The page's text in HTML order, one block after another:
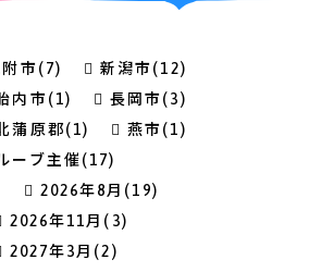
附市(7)
新潟市(12)
内市(1)
長岡市(3)
蒲原郡(1)
燕市(1)
ーブ主催(17)
2026年8月(19)
2026年11月(3)
2027年3月(2)